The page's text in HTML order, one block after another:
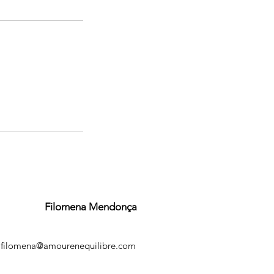
Filomena Mendonça
filomena@amourenequilibre.com